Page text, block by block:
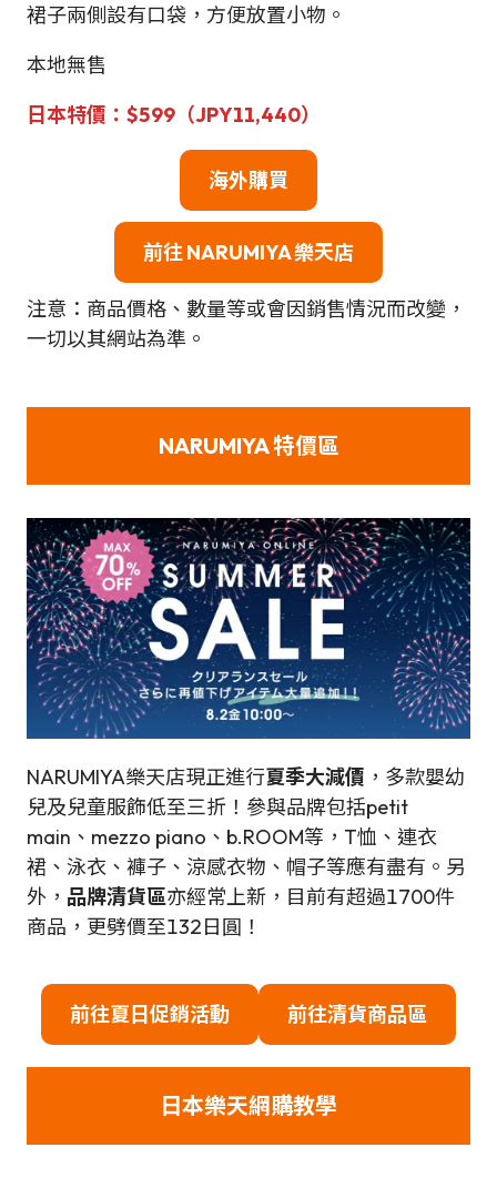
裙子兩側設有口袋，方便放置小物。
本地無售
日本特價：$599（JPY11,440）
海外購買
前往 NARUMIYA 樂天店
注意：商品價格、數量等或會因銷售情況而改變，
一切以其網站為準。
NARUMIYA 特價區
NARUMIYA樂天店現正進行夏季大減價 ，多款嬰幼
兒及兒童服飾低至三折！參與品牌包括petit
main、mezzo piano、b.ROOM等，T恤、連衣
裙、泳衣、褲子、涼感衣物、帽子等應有盡有。另
外， 品牌清貨區亦經常上新，目前有超過1700件
商品，更劈價至132日圓！
前往夏日促銷活動 前往清貨商品區
日本樂天網購教學